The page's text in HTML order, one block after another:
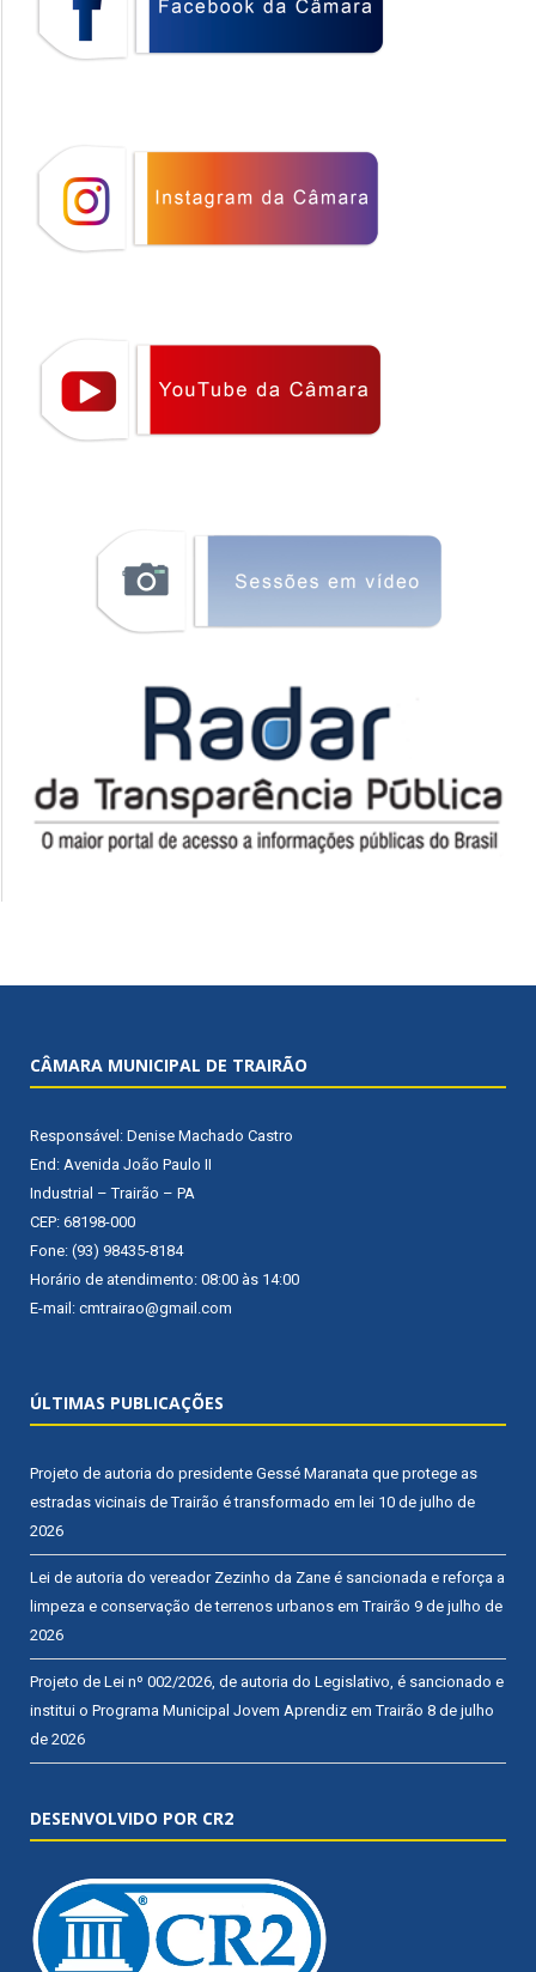
CÂMARA MUNICIPAL DE TRAIRÃO
Responsável: Denise Machado Castro
End: Avenida João Paulo II
Industrial – Trairão – PA
CEP: 68198-000
Fone: (93) 98435-8184
Horário de atendimento: 08:00 às 14:00
E-mail: cmtrairao@gmail.com
ÚLTIMAS PUBLICAÇÕES
Projeto de autoria do presidente Gessé Maranata que protege as
estradas vicinais de Trairão é transformado em lei 10 de julho de
2026
Lei de autoria do vereador Zezinho da Zane é sancionada e reforça a
limpeza e conservação de terrenos urbanos em Trairão 9 de julho de
2026
Projeto de Lei nº 002/2026, de autoria do Legislativo, é sancionado e
institui o Programa Municipal Jovem Aprendiz em Trairão 8 de julho
de 2026
DESENVOLVIDO POR CR2